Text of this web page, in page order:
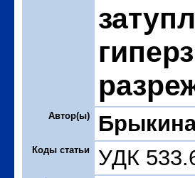
Автор(ы)
Коды статьи УДК